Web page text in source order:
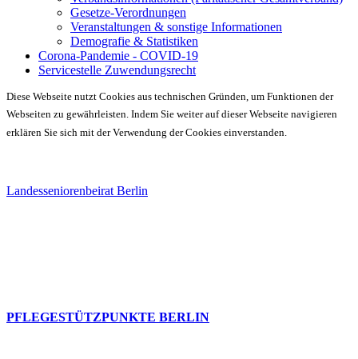
Gesetze-Verordnungen
Veranstaltungen & sonstige Informationen
Demografie & Statistiken
Corona-Pandemie - COVID-19
Servicestelle Zuwendungsrecht
Diese Webseite nutzt Cookies aus technischen Gründen, um Funktionen der
Webseiten zu gewährleisten. Indem Sie weiter auf dieser Webseite navigieren
erklären Sie sich mit der Verwendung der Cookies einverstanden.
Landesseniorenbeirat Berlin
PFLEGESTÜTZPUNKTE BERLIN